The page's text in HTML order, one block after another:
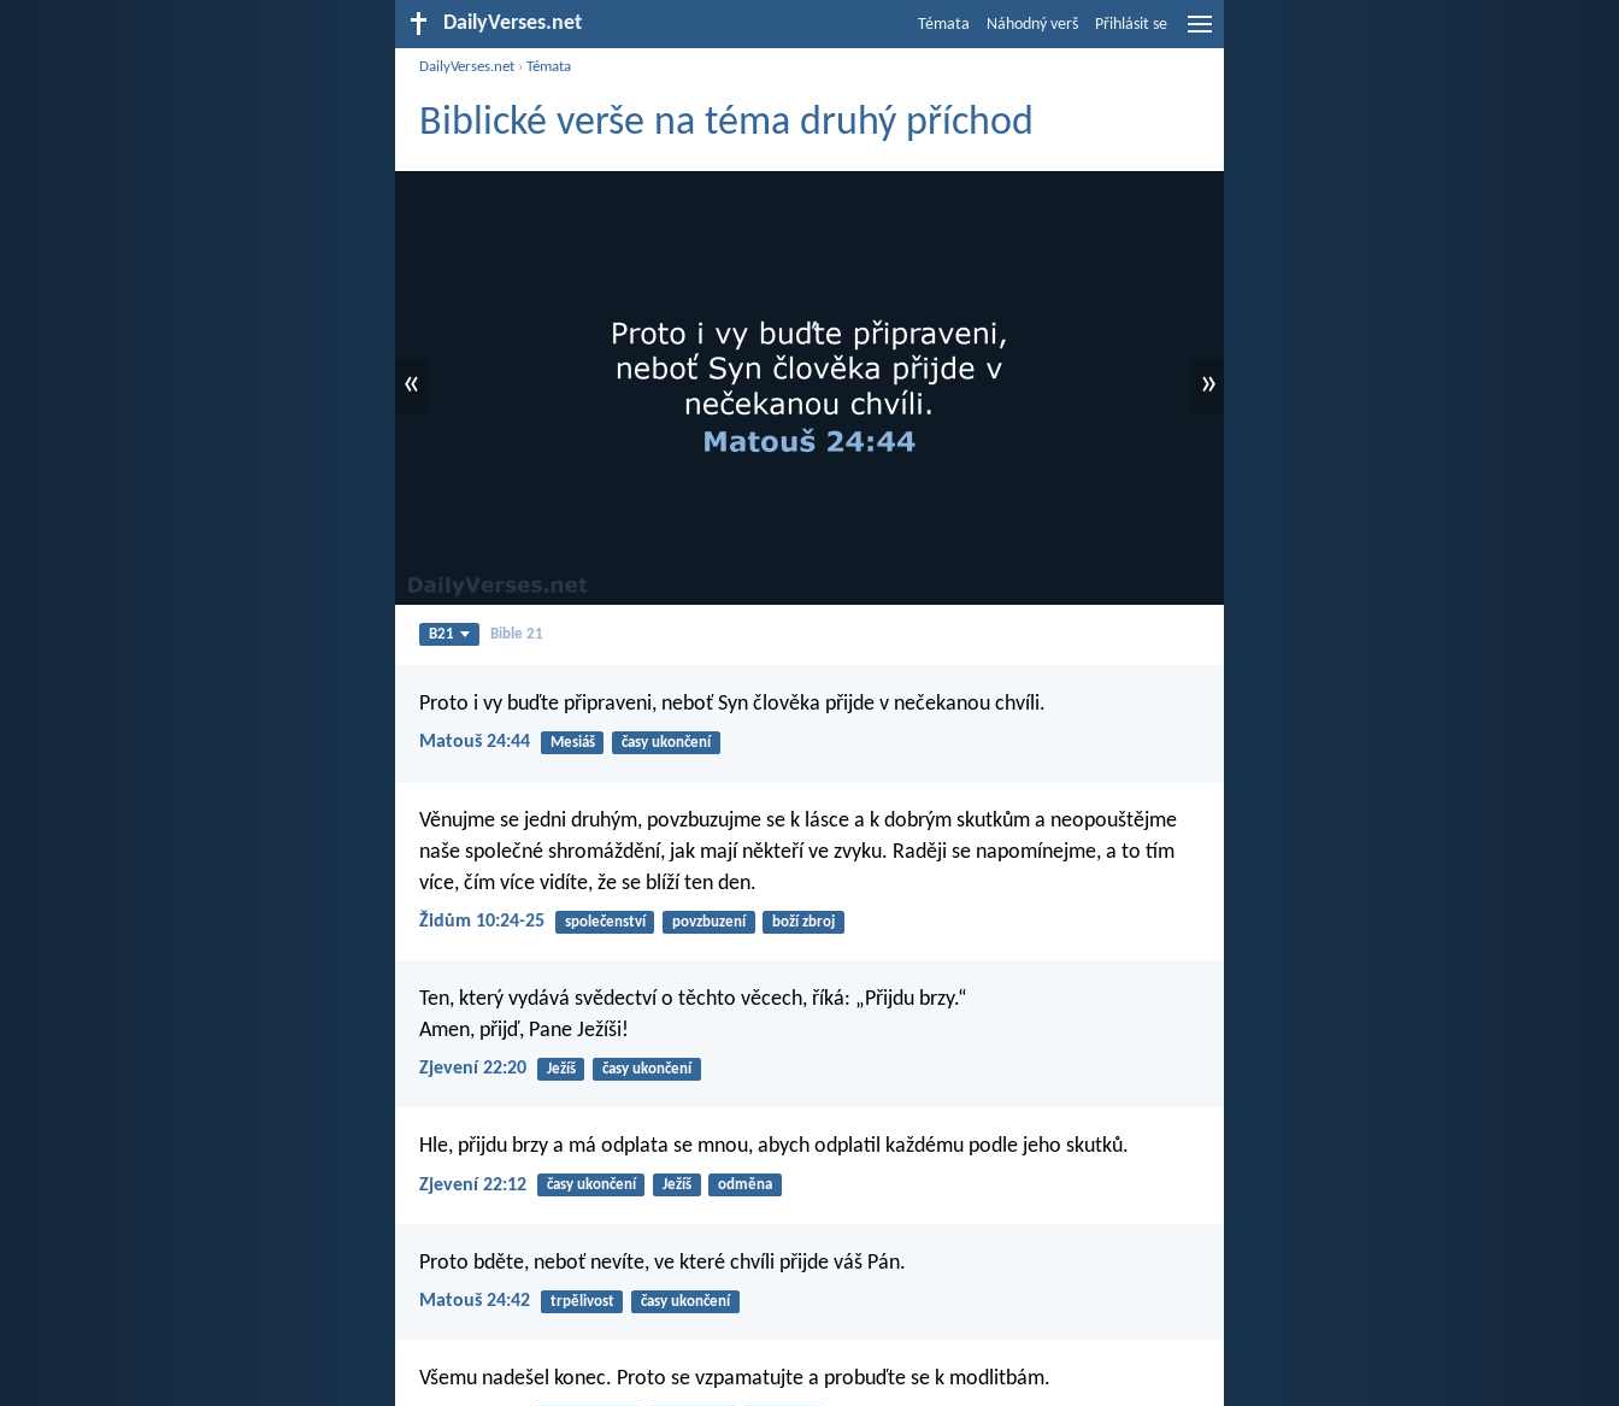
DailyVerses.net Témata Náhodný verš Přihlásit se
DailyVerses.net ›Témata
Biblické verše na téma druhý příchod
« »
B21 Bible 21
Proto i vy buďte připraveni, neboť Syn člověka přijde v nečekanou chvíli.
Matouš 24:44 Mesiáš časy ukončení
Věnujme se jedni druhým, povzbuzujme se k lásce a k dobrým skutkům a neopouštějme
naše společné shromáždění, jak mají někteří ve zvyku. Raději se napomínejme, a to tím
více, čím více vidíte, že se blíží ten den.
Židům 10:24-25 společenství povzbuzení boží zbroj
Ten, který vydává svědectví o těchto věcech, říká: „Přijdu brzy.“
Amen, přijď, Pane Ježíši!
Zjevení 22:20 Ježíš časy ukončení
Hle, přijdu brzy a má odplata se mnou, abych odplatil každému podle jeho skutků.
Zjevení 22:12 časy ukončení Ježíš odměna
Proto bděte, neboť nevíte, ve které chvíli přijde váš Pán.
Matouš 24:42 trpělivost časy ukončení
Všemu nadešel konec. Proto se vzpamatujte a probuďte se k modlitbám.